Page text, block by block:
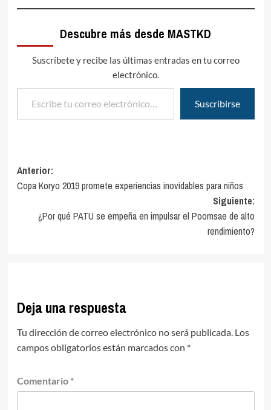
Descubre más desde MASTKD
Suscríbete y recibe las últimas entradas en tu correo
electrónico.
Escribe tu correo electrónico…
Suscribirse
Navegación
de
entradas
Anterior:
Copa Koryo 2019 promete experiencias inovidables para niños
Siguiente:
¿Por qué PATU se empeña en impulsar el Poomsae de alto
rendimiento?
Deja una respuesta
Tu dirección de correo electrónico no será publicada. Los
campos obligatorios están marcados con *
Comentario *